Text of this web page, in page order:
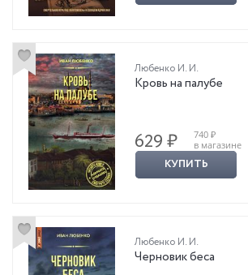
Любенко И. И.
Кровь на палубе
629 ₽
740 ₽
в магазине
КУПИТЬ
Любенко И. И.
Черновик беса